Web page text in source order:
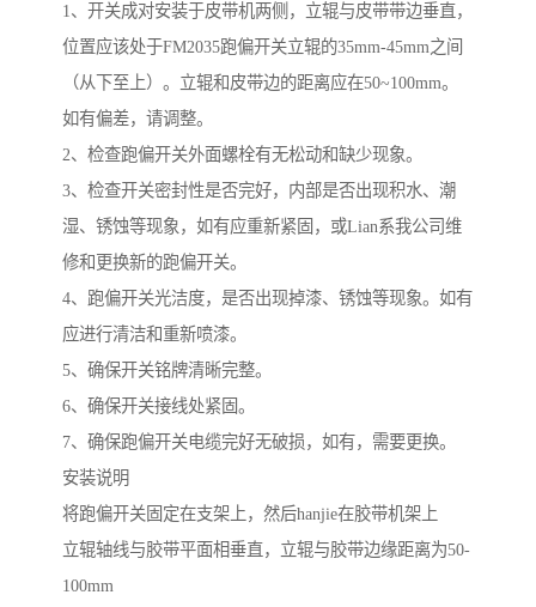
1、开关成对安装于皮带机两侧，立辊与皮带带边垂直，
位置应该处于FM2035跑偏开关立辊的35mm-45mm之间
（从下至上）。立辊和皮带边的距离应在50~100mm。
如有偏差，请调整。
2、检查跑偏开关外面螺栓有无松动和缺少现象。
3、检查开关密封性是否完好，内部是否出现积水、潮
湿、锈蚀等现象，如有应重新紧固，或Lian系我公司维
修和更换新的跑偏开关。
4、跑偏开关光洁度，是否出现掉漆、锈蚀等现象。如有
应进行清洁和重新喷漆。
5、确保开关铭牌清晰完整。
6、确保开关接线处紧固。
7、确保跑偏开关电缆完好无破损，如有，需要更换。
安装说明
将跑偏开关固定在支架上，然后hanjie在胶带机架上
立辊轴线与胶带平面相垂直，立辊与胶带边缘距离为50-
100mm